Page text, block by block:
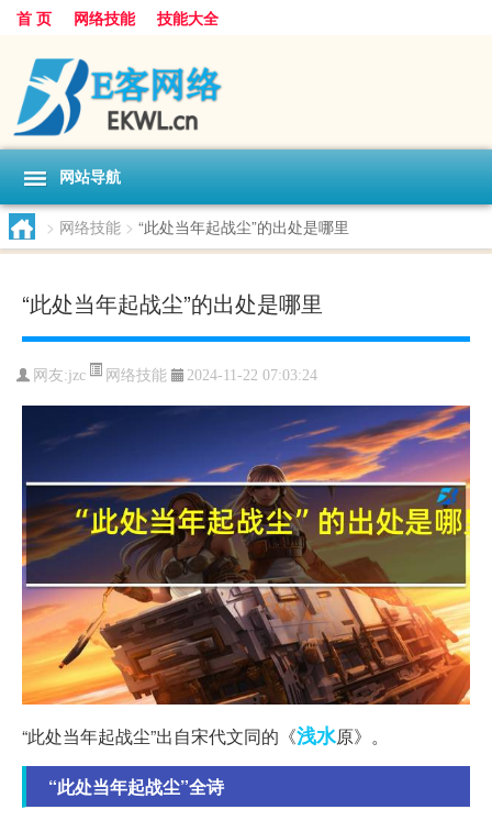
首 页 网络技能 技能大全
网站导航
> 网络技能 > “此处当年起战尘”的出处是哪里
“此处当年起战尘”的出处是哪里
网友:jzc 网络技能 2024-11-22 07:03:24
“此处当年起战尘”出自宋代文同的《浅水原》。
“此处当年起战尘”全诗